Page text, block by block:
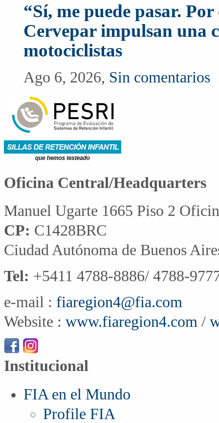
“Sí, me puede pasar.
Cervepar impulsan una
motociclistas
Ago 6, 2026, Sin comentarios
Oficina Central/Headquarters
Manuel Ugarte 1665 Piso 2
CP: C1428BRC
Ciudad Autónoma de Buenos
Tel: +5411 4788-8886/ 4788-
e-mail : fiaregion4@fia.com
Website : www.fiaregion4.com /
Institucional
FIA en el Mundo
Profile FIA